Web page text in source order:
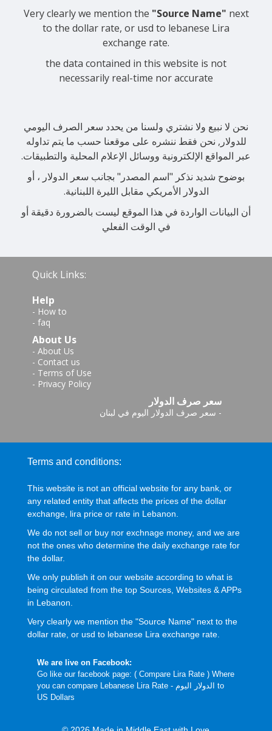
Very clearly we mention the "Source Name" next
to the dollar rate, or usd to lebanese Lira
exchange rate.
the data contained in this website is not
necessarily real-time nor accurate
نحن لا نبيع ولا نشتري ولسنا من يحدد سعر الصرف اليومي
للدولار, نحن فقط ننشره على موقعنا حسب ما يتم تداوله
عبر المواقع الإلكترونية ووسائل الإعلام المحلية والتطبيقات.
بوضوح شديد نذكر "اسم المصدر" بجانب سعر الدولار ، أو
الدولار الأمريكي مقابل الليرة اللبنانية.
أن البيانات الواردة في هذا الموقع ليست بالضرورة دقيقة أو
في الوقت الفعلي
Quick Links:
Help
- How to
- faq
About Us
- About Us
- Contact us
- Terms of Use
- Privacy Policy
سعر صرف الدولار
- سعر صرف الدولار اليوم في لبنان
Terms and conditions:
This website is not an official website for any bank, or
any related entity that affects the prices of the dollar
exchange, lira price or rate in Lebanon.
We do not sell or buy nor exchnage money, and we are
not the ones who determine the daily exchange rate for
the dollar.
We only publish it on our website according to what is
being circulated from the top Sources, Websites & APPs
in Lebanon.
Very clearly we mention the "Source Name" next to the
dollar rate, or usd to lebanese Lira exchange rate.
We are live on Facebook:
Go like our facebook page: ( Compare Lira Rate) Where
you can compare Lebanese Lira Rate - الدولار اليوم to
US Dollars